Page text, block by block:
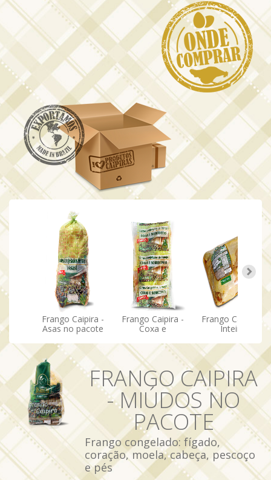
Frango Caipira -
Asas no pacote
Frango Caipira -
Coxa e
envelope
Frango Caipira -
Inteiro
cortado em
pedaços
(patente
requerida)
FRANGO CAIPIRA
- MIÚDOS NO
PACOTE
Frango congelado: fígado,
coração, moela, cabeça, pescoço
e pés